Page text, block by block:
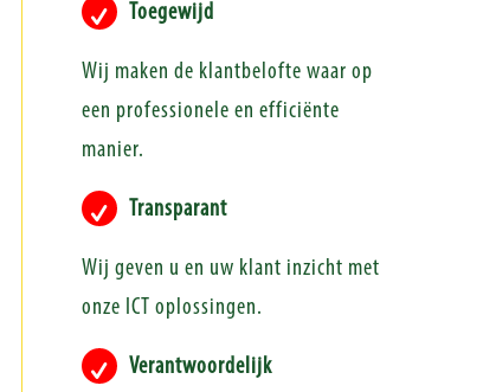
Toegewijd
Wij maken de klantbelofte waar op
een professionele en efficiënte
manier.
Transparant
Wij geven u en uw klant inzicht met
onze ICT oplossingen.
Verantwoordelijk